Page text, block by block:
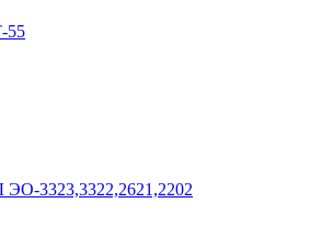
55
3323,3322,2621,2202